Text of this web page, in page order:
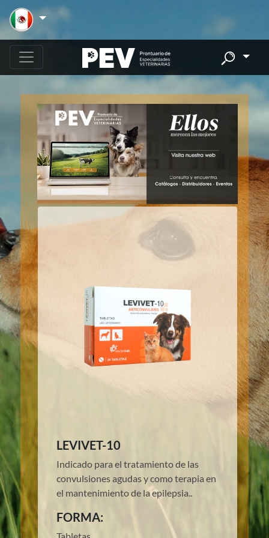
LEVIVET-10
Indicado para el tratamiento de las
convulsiones agudas y como terapia en
el mantenimiento de la epilepsia..
FORMA: